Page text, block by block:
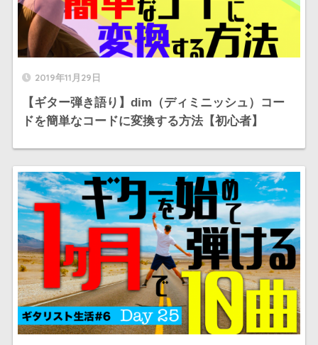
2019年11月29日
【ギター弾き語り】dim（ディミニッシュ）コー
ドを簡単なコードに変換する方法【初心者】